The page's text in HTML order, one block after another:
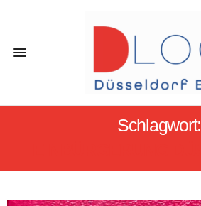
Schlagwort: